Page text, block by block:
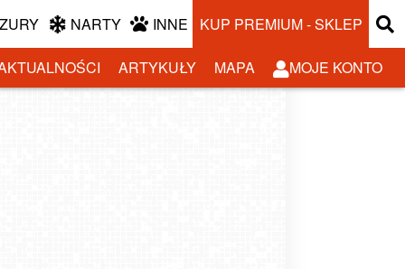
NARTY INNE KUP PREMIUM - SKLEP
ARTYKUŁY MAPA
MOJE KONTO